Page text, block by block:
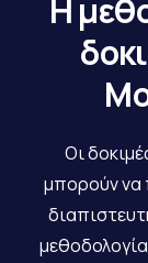
Η
Οι
μπορούν να